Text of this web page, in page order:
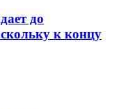
до
к концу